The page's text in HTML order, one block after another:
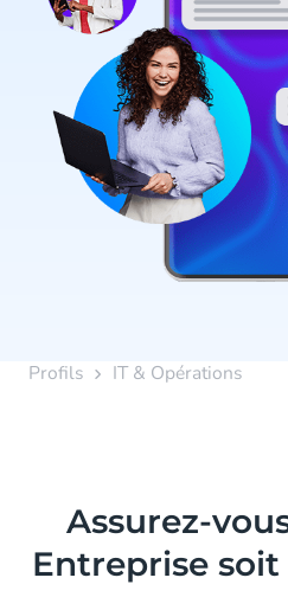
Profils IT & Opérations
Assurez-
Entreprise soit